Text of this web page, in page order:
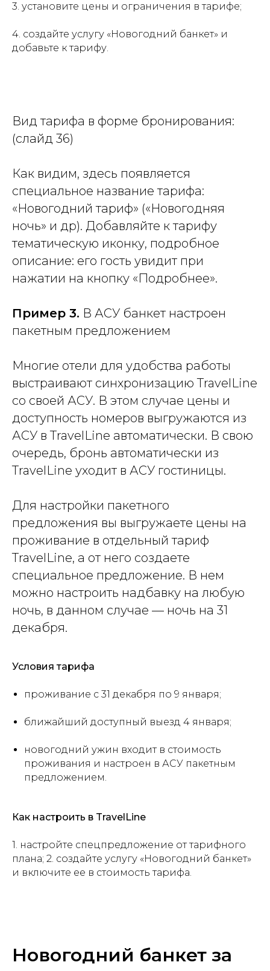
3. установите цены и ограничения в тарифе;
4. создайте услугу «Новогодний банкет» и
добавьте к тарифу.
Вид тарифа в форме бронирования:
(слайд 36)
Как видим, здесь появляется
специальное название тарифа:
«Новогодний тариф» («Новогодняя
ночь» и др). Добавляйте к тарифу
тематическую иконку, подробное
описание: его гость увидит при
нажатии на кнопку «Подробнее».
Пример 3. В АСУ банкет настроен
пакетным предложением
Многие отели для удобства работы
выстраивают синхронизацию TravelLine
со своей АСУ. В этом случае цены и
доступность номеров выгружаются из
АСУ в TravelLine автоматически. В свою
очередь, бронь автоматически из
TravelLine уходит в АСУ гостиницы.
Для настройки пакетного
предложения вы выгружаете цены на
проживание в отдельный тариф
TravelLine, а от него создаете
специальное предложение. В нем
можно настроить надбавку на любую
ночь, в данном случае — ночь на 31
декабря.
Условия тарифа
проживание с 31 декабря по 9 января;
ближайший доступный выезд 4 января;
новогодний ужин входит в стоимость
проживания и настроен в АСУ пакетным
предложением.
Как настроить в TravelLine
1. настройте спецпредложение от тарифного
плана; 2. создайте услугу «Новогодний банкет»
и включите ее в стоимость тарифа.
Новогодний банкет за